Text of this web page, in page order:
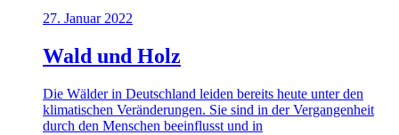
27. Januar 2022
Wald und Holz
Die Wälder in Deutschland leiden bereits heute unter den
klimatischen Veränderungen. Sie sind in der Vergangenheit
durch den Menschen beeinflusst und in